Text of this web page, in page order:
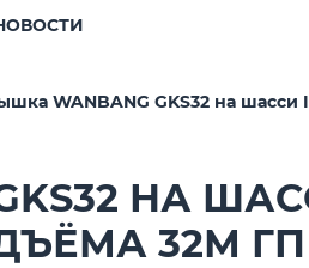
WANBANG GKS32 на шасси
НА
32М